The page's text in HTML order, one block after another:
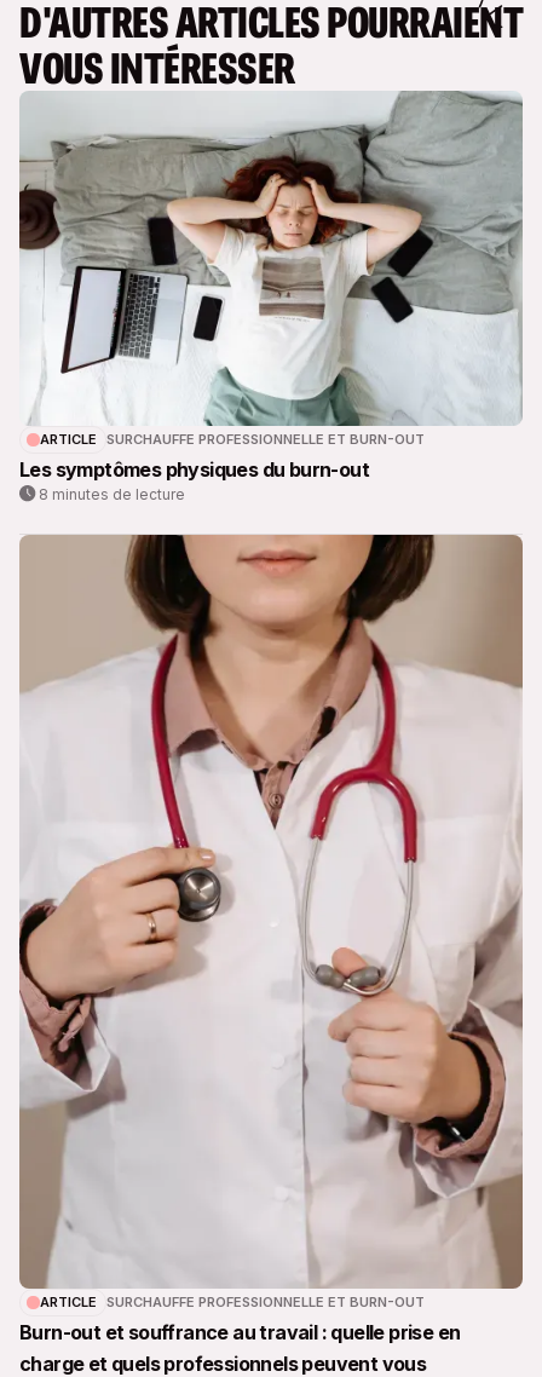
D'AUTRES ARTICLES POURRAIENT
VOUS INTÉRESSER
ARTICLE SURCHAUFFE PROFESSIONNELLE ET BURN-OUT
Les symptômes physiques du burn-out
8 minutes de lecture
ARTICLE SURCHAUFFE PROFESSIONNELLE ET BURN-OUT
Burn-out et souffrance au travail : quelle prise en
charge et quels professionnels peuvent vous